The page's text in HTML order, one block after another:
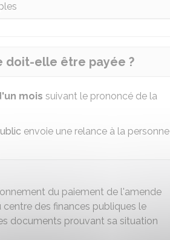
doit-elle être payée ?
mois suivant le prononcé de la
envoie une relance à la personne
du paiement de l'amende
des finances publiques le
documents prouvant sa situation